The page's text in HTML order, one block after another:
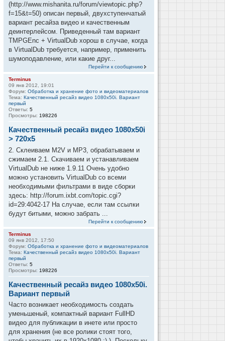
(http://www.mishanita.ru/forum/viewtopic.php?
f=15&t=50) описан первый, двухступенчатый
вариант ресайза видео и качественным
деинтерлейсом. Приведенный там вариант
TMPGEnc + VirtualDub хорош в случае, когда
в VirtualDub требуется, например, применить
шумоподавление, или какие друг...
Перейти к сообщению
Terminus
09 янв 2012, 19:01
Форум: Обработка и хранение фото и видеоматериалов
Тема: Качественный ресайз видео 1080x50i. Вариант
первый
Ответы: 5
Просмотры: 198226
Качественный ресайз видео 1080x50i
> 720x5
2. Склеиваем M2V и MP3, обрабатываем и
сжимаем 2.1. Скачиваем и устанавливаем
VirtualDub не ниже 1.9.11 Очень удобно
можно установить VirtualDub со всеми
необходимыми фильтрами в виде сборки
здесь: http://forum.ixbt.com/topic.cgi?
id=29:4042-17 На случае, если там ссылки
будут битыми, можно забрать ...
Перейти к сообщению
Terminus
09 янв 2012, 17:50
Форум: Обработка и хранение фото и видеоматериалов
Тема: Качественный ресайз видео 1080x50i. Вариант
первый
Ответы: 5
Просмотры: 198226
Качественный ресайз видео 1080x50i.
Вариант первый
Часто возникает необходимость создать
уменьшеный, компактный вариант FullHD
видео для публикации в инете или просто
для хранения (не все ролики стоят того,